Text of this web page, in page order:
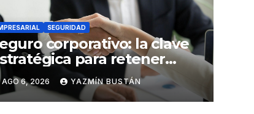
SEGURIDAD
corporativo: la clave
para retener
en Ecuador
AGO 6, 2026 YAZMÍN BUSTÁN